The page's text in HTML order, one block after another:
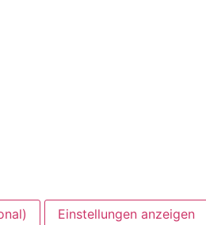
Einstellungen anzeigen